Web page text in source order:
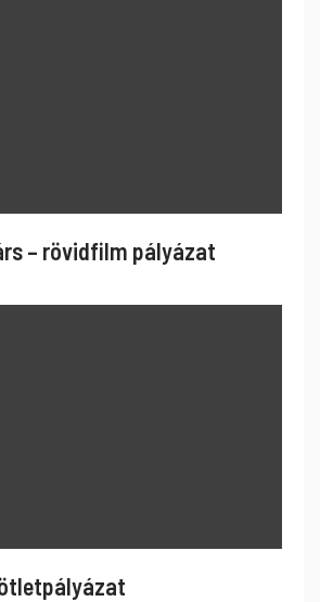
– rövidfilm pályázat